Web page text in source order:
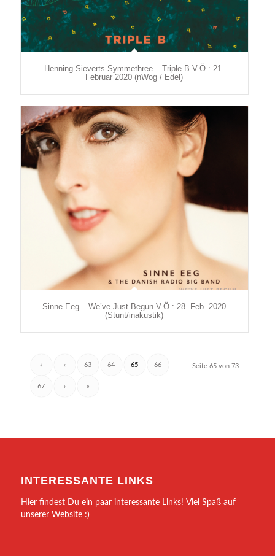
Henning Sieverts Symmethree – Triple B V.Ö.: 21.
Februar 2020 (nWog / Edel)
Sinne Eeg – We’ve Just Begun V.Ö.: 28. Feb. 2020
(Stunt/inakustik)
Seite 65 von 73
« ‹ 63 64 65 66
67 › »
INTERESSANTE LINKS
Hier findest Du ein paar interessante Links! Viel Spaß auf
unserer Website :)